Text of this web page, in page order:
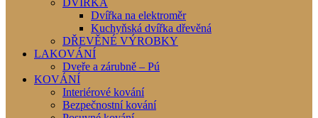
DVÍŘKA
Dvířka na elektroměr
Kuchyňská dvířka dřevěná
DŘEVĚNÉ VÝROBKY
LAKOVÁNÍ
Dveře a zárubně – Pú
KOVÁNÍ
Interiérové kování
Bezpečnostní kování